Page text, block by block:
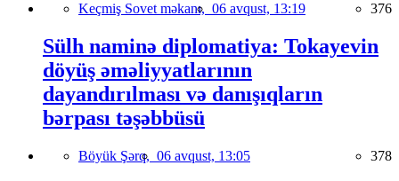
Keçmiş Sovet məkanı, 06 avqust, 13:19 376
Sülh naminə diplomatiya: Tokayevin
döyüş əməliyyatlarının
dayandırılması və danışıqların
bərpası təşəbbüsü
Böyük Şərq, 06 avqust, 13:05 378